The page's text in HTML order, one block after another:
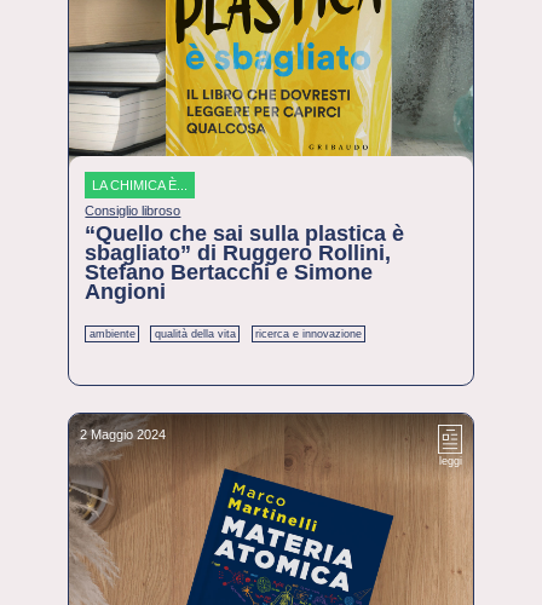
LA CHIMICA È...
Consiglio libroso
“Quello che sai sulla plastica è
sbagliato” di Ruggero Rollini,
Stefano Bertacchi e Simone
Angioni
ambiente qualità della vita ricerca e innovazione
2 Maggio 2024
leggi